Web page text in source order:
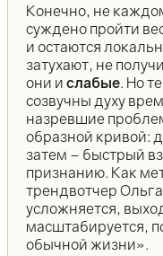
Конечно, не
суждено пройти
и остаются
затухают, не
они и слабые. Но
созвучны духу
назревшие
образной кривой:
затем – быстрый
признанию. Как
трендвотчер
усложняется,
масштабируется,
обычной жизни».